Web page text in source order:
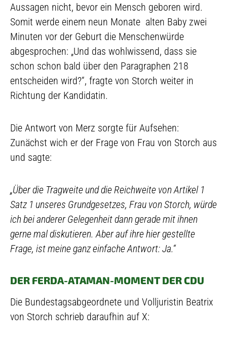
Aussagen nicht, bevor ein Mensch geboren wird.
Somit werde einem neun Monate alten Baby zwei
Minuten vor der Geburt die Menschenwürde
abgesprochen: „Und das wohlwissend, dass sie
schon schon bald über den Paragraphen 218
entscheiden wird?“, fragte von Storch weiter in
Richtung der Kandidatin.
Die Antwort von Merz sorgte für Aufsehen:
Zunächst wich er der Frage von Frau von Storch aus
und sagte:
„Über die Tragweite und die Reichweite von Artikel 1
Satz 1 unseres Grundgesetzes, Frau von Storch, würde
ich bei anderer Gelegenheit dann gerade mit ihnen
gerne mal diskutieren. Aber auf ihre hier gestellte
Frage, ist meine ganz einfache Antwort: Ja.“
DER FERDA-ATAMAN-MOMENT DER CDU
Die Bundestagsabgeordnete und Volljuristin Beatrix
von Storch schrieb daraufhin auf X: